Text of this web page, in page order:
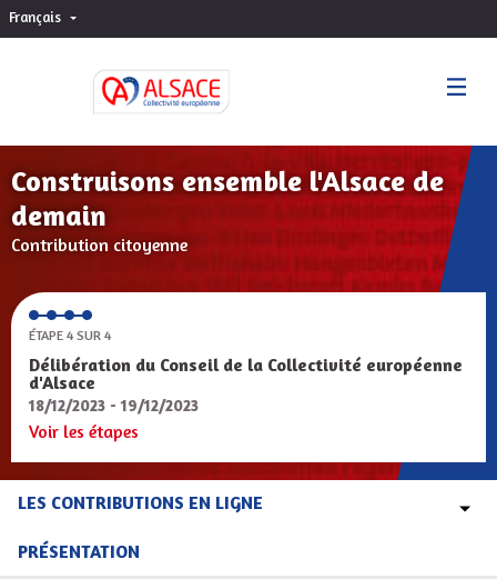
Français Choisir la langue
Construisons ensemble l'Alsace de
demain
Contribution citoyenne
ÉTAPE 4 SUR 4
Délibération du Conseil de la Collectivité européenne
d'Alsace
18/12/2023 - 19/12/2023
Voir les étapes
LES CONTRIBUTIONS EN LIGNE
PRÉSENTATION